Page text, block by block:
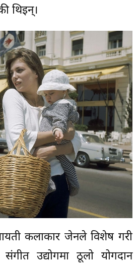
थिइन्।
कलाकार जेनले विशेष गरी
उद्योगमा ठूलो योगदान